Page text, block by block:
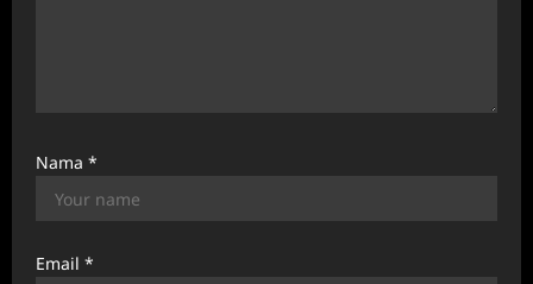
Nama *
Email *